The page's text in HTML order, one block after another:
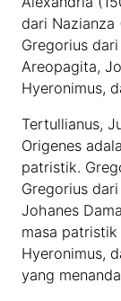
dari
Gregorius
Areopagita,
Hyeronimus,
Tertullianus,
Origenes
patristik.
Gregorius
Johanes
masa patristik
Hyeronimus,
yang